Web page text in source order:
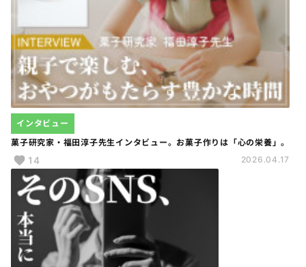
菓子研究家・福田淳子先生インタビュー。お菓子作りは「心の栄養」。
インタビュー
14 2026.04.17